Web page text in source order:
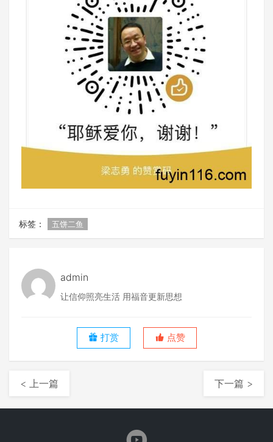
标签： 五饼二鱼
admin
让信仰照亮生活 用福音更新思想
打赏 点赞
< 上一篇 下一篇 >